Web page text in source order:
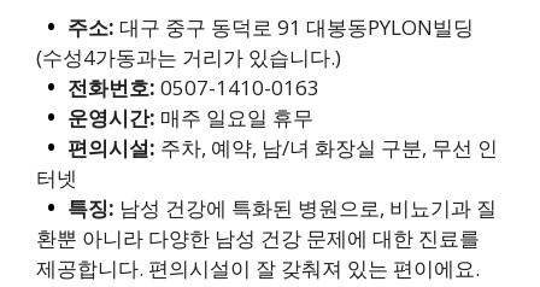
주소: 대구 중구 동덕로 91 대봉동PYLON빌딩
(수성4가동과는 거리가 있습니다.)
전화번호: 0507-1410-0163
운영시간: 매주 일요일 휴무
편의시설: 주차, 예약, 남/녀 화장실 구분, 무선 인
터넷
특징: 남성 건강에 특화된 병원으로, 비뇨기과 질
환뿐 아니라 다양한 남성 건강 문제에 대한 진료를
제공합니다. 편의시설이 잘 갖춰져 있는 편이에요.